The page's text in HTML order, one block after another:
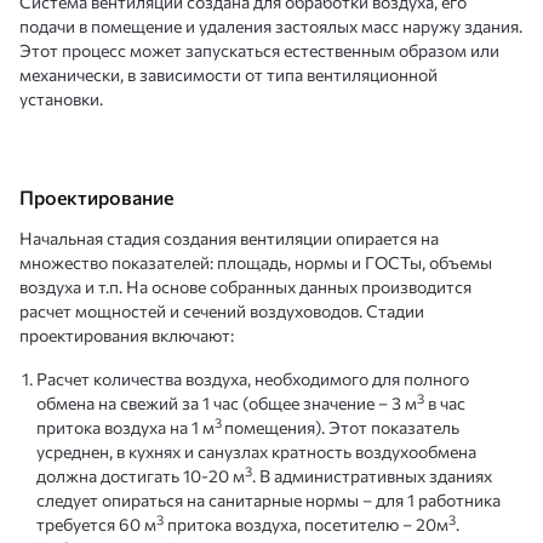
подачи в помещение и удаления застоялых масс наружу здания.
Этот процесс может запускаться естественным образом или
механически, в зависимости от типа вентиляционной
установки.
Проектирование
Начальная стадия создания вентиляции опирается на
множество показателей: площадь, нормы и ГОСТы, объемы
воздуха и т.п. На основе собранных данных производится
расчет мощностей и сечений воздуховодов. Стадии
проектирования включают:
Расчет количества воздуха, необходимого для полного
обмена на свежий за 1 час (общее значение – 3 м3 в час
притока воздуха на 1 м3 помещения). Этот показатель
усреднен, в кухнях и санузлах кратность воздухообмена
должна достигать 10-20 м3. В административных зданиях
следует опираться на санитарные нормы – для 1 работника
требуется 60 м3 притока воздуха, посетителю – 20м3.